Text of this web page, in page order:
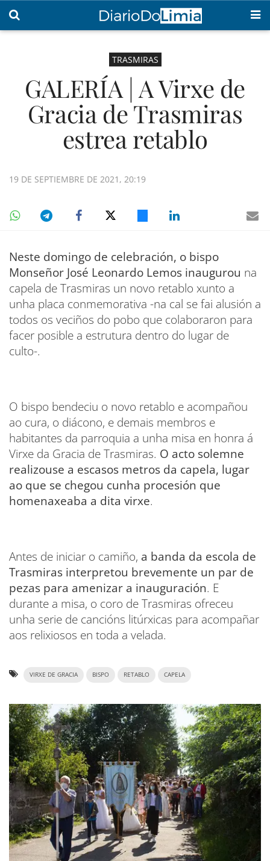
TRASMIRAS
GALERÍA | A Virxe de
Gracia de Trasmiras
estrea retablo
19 DE SEPTIEMBRE DE 2021, 20:19
Neste domingo de celebración, o bispo
Monseñor José Leonardo Lemos inaugurou na
capela de Trasmiras un novo retablo xunto a
unha placa conmemorativa -na cal se fai alusión a
todos os veciños do pobo que colaboraron para
facer posible a estrutura dentro do lugar de
culto-.
O bispo bendeciu o novo retablo e acompañou
ao cura, o diácono, e demais membros e
habitantes da parroquia a unha misa en honra á
Virxe da Gracia de Trasmiras. O acto solemne
realizouse a escasos metros da capela, lugar
ao que se chegou cunha procesión que
homenaxeaba a dita virxe.
Antes de iniciar o camiño, a banda da escola de
Trasmiras interpretou brevemente un par de
pezas para amenizar a inauguración. E
durante a misa, o coro de Trasmiras ofreceu
unha serie de cancións litúrxicas para acompañar
aos relixiosos en toda a velada.
VIRXE DE GRACIA BISPO RETABLO CAPELA